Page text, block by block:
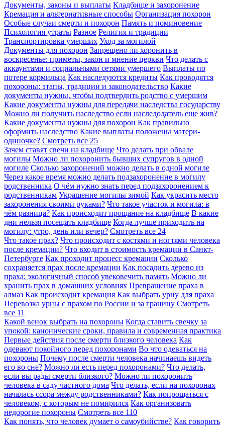
Документы, законы и выплаты Кладбище и захоронение
Кремация и альтернативные способы Организация похорон
Особые случаи смерти и похорон Память и поминовение
Психология утраты Разное Религия и традиции
Транспортировка умерших Уход за могилой
Документы для похорон Запрещено ли хоронить в
воскресенье: приметы, закон и мнение церкви Что делать с
аккаунтами и социальными сетями умершего Выплаты по
потере кормильца Как наследуются кредиты Как проводятся
похороны: этапы, традиции и законодательство Какие
документы нужны, чтобы подтвердить родство с умершим
Какие документы нужны для передачи наследства государству
Можно ли получить наследство если наследодатель еще жив?
Какие документы нужны для похорон Как правильно
оформить наследство Какие выплаты положены матери-
одиночке? Смотреть все 25
Зачем ставят свечи на кладбище Что делать при обвале
могилы Можно ли похоронить бывших супругов в одной
могиле Сколько захоронений можно делать в одной могиле
Через какое время можно делать подзахоронение в могилу
родственника О чём нужно знать перед подзахоронением к
родственникам Украшение могилы зимой Как украсить место
захоронения своими руками? Что такое участок и могила: в
чём разница? Как происходит прощание на кладбище В какие
дни нельзя посещать кладбище Когда лучше приходить на
могилу: утро, день или вечер? Смотреть все 24
Что такое прах? Что происходит с костями и ногтями человека
после кремации? Что входит в стоимость кремации в Санкт-
Петербурге Как проходит процесс кремации Сколько
сохраняется прах после кремации Как посадить дерево из
праха: экологичный способ увековечить память Можно ли
хранить прах в домашних условиях Превращение праха в
алмаз Как происходит кремация Как выбрать урну для праха
Перевозка урны с прахом по России и за границу Смотреть
все 11
Какой венок выбрать на похороны Когда ставить свечку за
упокой: канонические сроки, правила и современная практика
Первые действия после смерти близкого человека Как
одевают покойного перед похоронами Во что одеваться на
похороны Почему после смерти человека начинаешь видеть
его во сне? Можно ли есть перед похоронами? Что делать,
если вы рады смерти близкого? Можно ли похоронить
человека в саду частного дома Что делать, если на похоронах
началась ссора между родственниками? Как попрощаться с
человеком, с которым не помирился Как организовать
недорогие похороны Смотреть все 110
Как понять, что человек думает о самоубийстве? Как говорить